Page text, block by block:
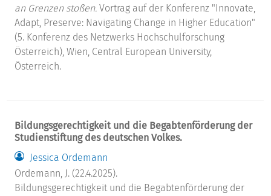
an Grenzen stoßen. Vortrag auf der Konferenz "Innovate,
Adapt, Preserve: Navigating Change in Higher Education"
(5. Konferenz des Netzwerks Hochschulforschung
Österreich), Wien, Central European University,
Österreich.
Bildungsgerechtigkeit und die Begabtenförderung der
Studienstiftung des deutschen Volkes.
Jessica Ordemann
Ordemann, J. (22.4.2025).
Bildungsgerechtigkeit und die Begabtenförderung der